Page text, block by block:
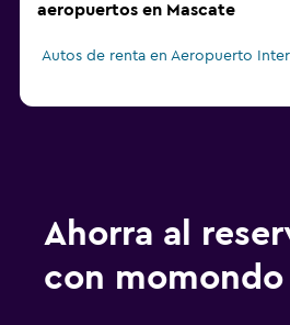
aeropuertos en Mascate
Autos de renta en Aeropuerto
Ahorra al
con momondo